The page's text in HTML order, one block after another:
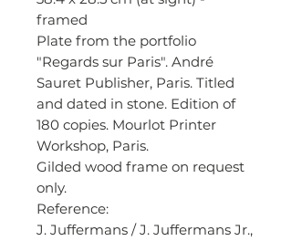
framed
Plate from the portfolio
"Regards sur Paris". André
Sauret Publisher, Paris. Titled
and dated in stone. Edition of
180 copies. Mourlot Printer
Workshop, Paris.
Gilded wood frame on request
only.
Reference:
J. Juffermans / J. Juffermans Jr.,